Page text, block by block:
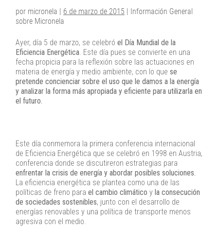
por micronela | 6 de marzo de 2015 | Información General
sobre Micronela
Ayer, día 5 de marzo, se celebró el Día Mundial de la
Eficiencia Energética. Este día pues se convierte en una
fecha propicia para la reflexión sobre las actuaciones en
materia de energía y medio ambiente, con lo que se
pretende concienciar sobre el uso que le damos a la energía
y analizar la forma más apropiada y eficiente para utilizarla en
el futuro.
Este día conmemora la primera conferencia internacional
de Eficiencia Energética que se celebró en 1998 en Austria,
conferencia donde se discutireron estrategias para
enfrentar la crisis de energía y abordar posibles soluciones.
La eficiencia energética se plantea como una de las
políticas de freno para el cambio climático y la consecución
de sociedades sostenibles, junto con el desarrollo de
energías renovables y una política de transporte menos
agresiva con el medio.